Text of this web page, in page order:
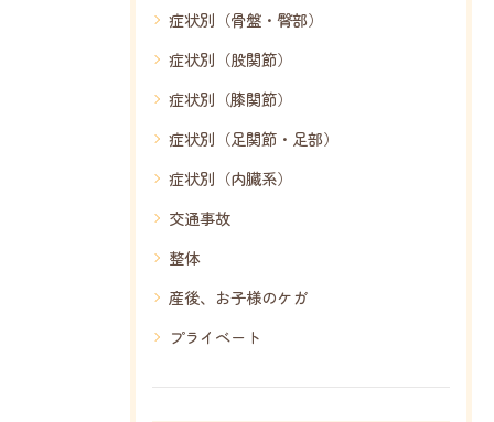
症状別（骨盤・臀部）
症状別（股関節）
症状別（膝関節）
症状別（足関節・足部）
症状別（内臓系）
交通事故
整体
産後、お子様のケガ
プライベート